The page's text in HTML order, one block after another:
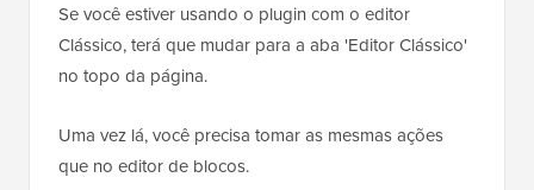
Se você estiver usando o plugin com o editor
Clássico, terá que mudar para a aba 'Editor Clássico'
no topo da página.
Uma vez lá, você precisa tomar as mesmas ações
que no editor de blocos.